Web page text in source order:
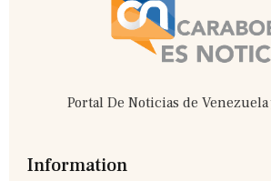
Portal De Noticias de Venezuela
Information